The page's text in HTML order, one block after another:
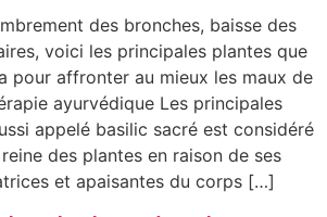
des bronches, baisse des
voici les principales plantes que
pour affronter au mieux les maux de
ayurvédique Les principales
appelé basilic sacré est considéré
des plantes en raison de ses
et apaisantes du corps […]